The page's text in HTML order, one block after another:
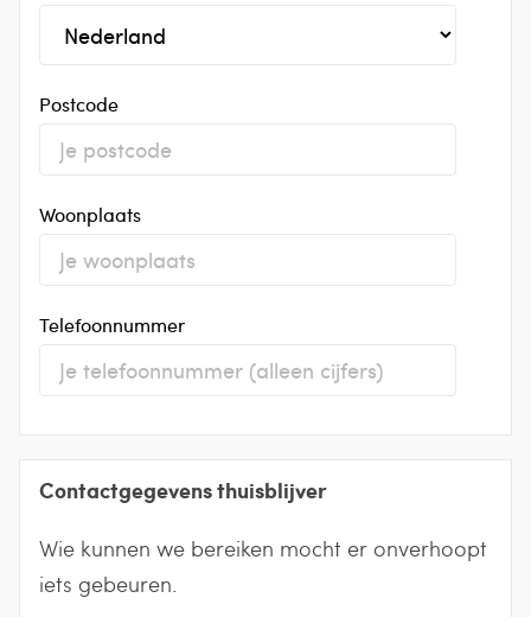
Postcode
Woonplaats
Telefoonnummer
Contactgegevens thuisblijver
Wie kunnen we bereiken mocht er onverhoopt
iets gebeuren.